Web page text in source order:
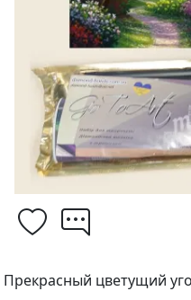
Прекрасный цветущий